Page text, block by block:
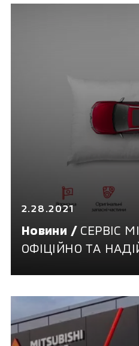
2.28.2021
Новини / СЕРВІС
ОФІЦІЙНО ТА